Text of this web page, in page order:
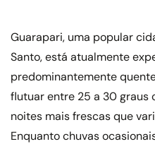
Guarapari, uma popular
Santo, está atualmente
predominantemente
flutuar entre 25 a 30 graus
noites mais frescas que
Enquanto chuvas